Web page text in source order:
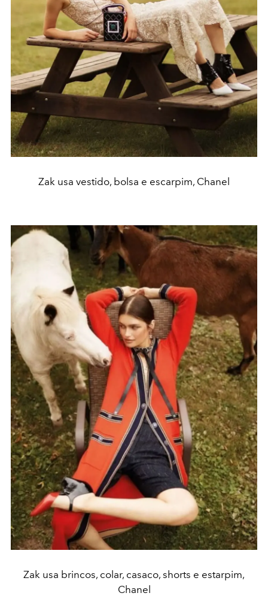
Zak usa vestido, bolsa e escarpim, Chanel
Zak usa brincos, colar, casaco, shorts e estarpim,
Chanel